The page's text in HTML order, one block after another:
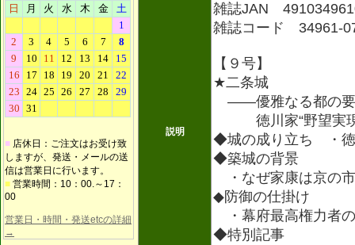
■ 店休日：ご注文はお受け致
しますが、発送・メールの送
信は営業日に行います。
■ 営業時間：10：00.～17：
00
営業日・時間・発送etcの詳細
→
説明
雑誌JAN
雑誌コード 34961-
【９号】
★二条城
――優雅なる都の
徳川家“野望実現
◆城の成り立ち ・徳
◆築城の背景
・なぜ家康は京の
◆防御の仕掛け
・幕府最高権力者
◆特別記事